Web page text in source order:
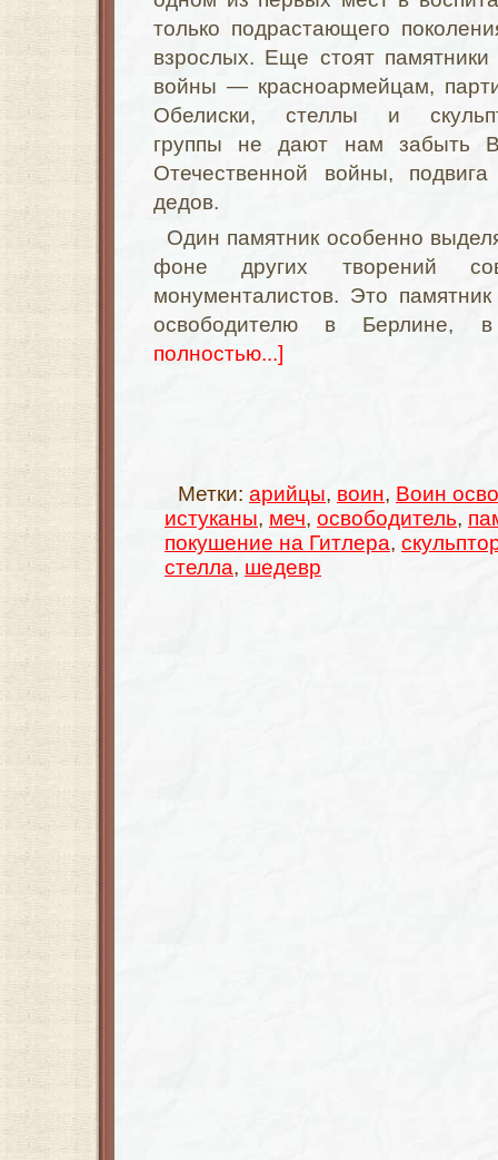
только подрастающего
взрослых. Еще стоят памятники
войны — красноармейцам,
Обелиски, стеллы и
группы не дают нам забыть
Отечественной войны,
дедов.
Один памятник особенно
фоне других творений
монументалистов. Это
освободителю в Берлине,
полностью...]
Метки: арийцы, воин, Воин
истуканы, меч, освободитель,
покушение на Гитлера,
стелла, шедевр